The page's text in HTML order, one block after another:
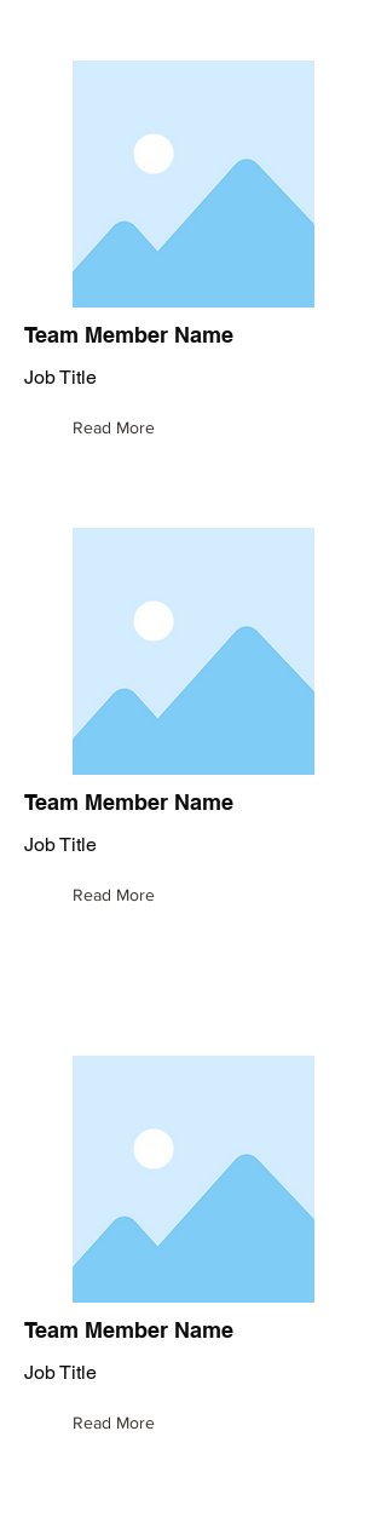
Team Member Name
Job Title
Read More
Team Member Name
Job Title
Read More
Team Member Name
Job Title
Read More